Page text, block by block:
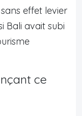
effet levier
Bali avait subi
ce